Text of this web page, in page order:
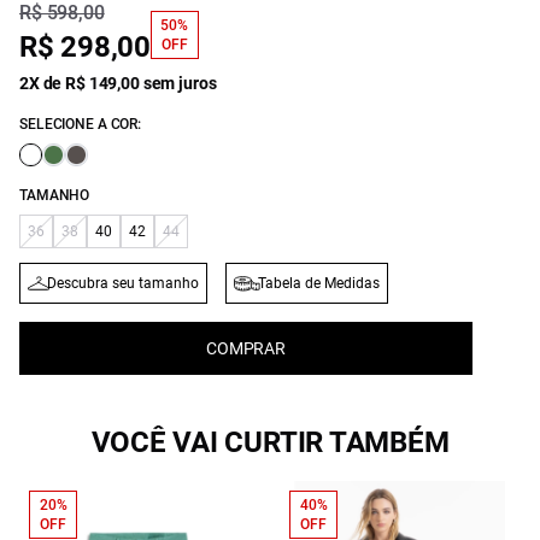
R$ 598,00
R$ 298,00
50%
OFF
2X de R$ 149,00 sem juros
SELECIONE A COR:
TAMANHO
36 38 40 42 44
Descubra seu tamanho Tabela de Medidas
COMPRAR
VOCÊ VAI CURTIR TAMBÉM
20%
OFF
40%
OFF